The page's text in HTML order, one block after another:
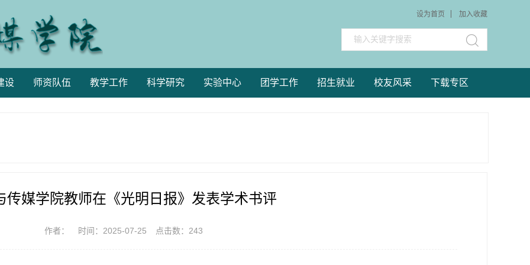
设为首页 加入收藏
设 师资队伍 教学工作 科学研究 实验中心 团学工作 招生就业 校友风采 下载专区
传媒学院教师在《光明日报》发表学术书评
作者： 时间：2025-07-25 点击数： 243